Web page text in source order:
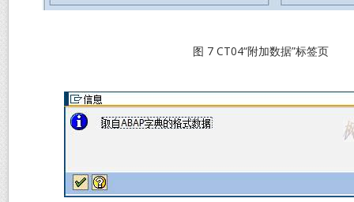
图 7 CT04“附加数据”标签页